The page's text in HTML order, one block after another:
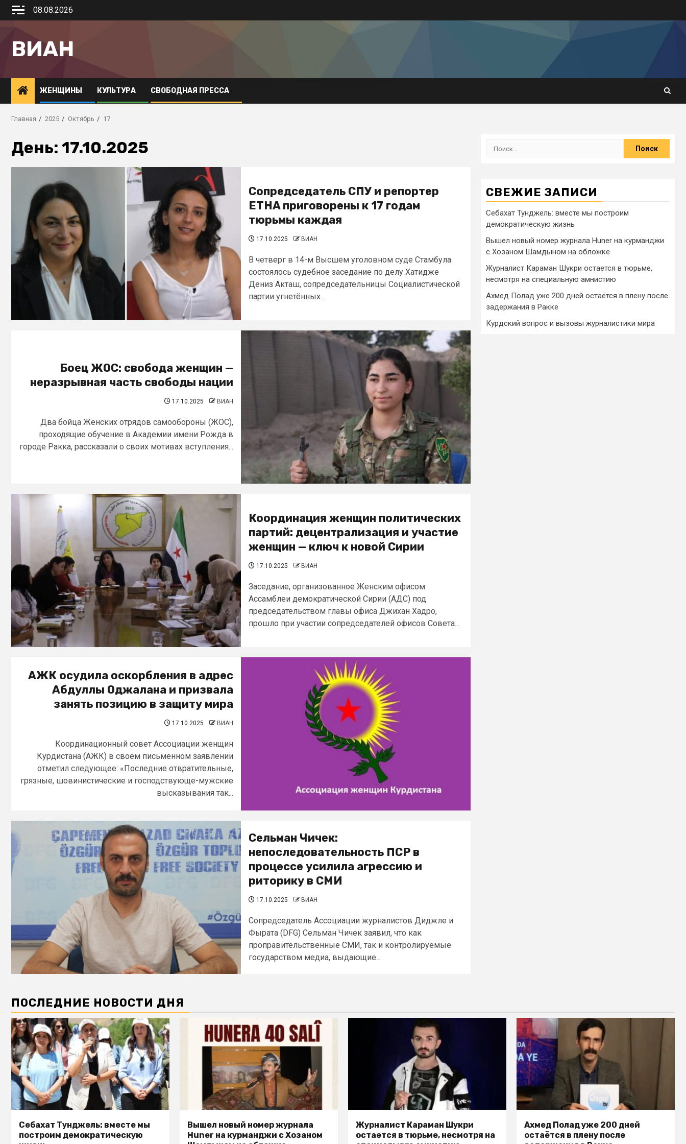
08.08.2026
ВИАН
ЖЕНЩИНЫ КУЛЬТУРА СВОБОДНАЯ ПРЕССА
Главная 2025 Октябрь 17
День: 17.10.2025
Сопредседатель СПУ и репортер
ETHA приговорены к 17 годам
тюрьмы каждая
17.10.2025 ВИАН
В четверг в 14-м Высшем уголовном суде Стамбула
состоялось судебное заседание по делу Хатидже
Дениз Акташ, сопредседательницы Социалистической
партии угнетённых...
Боец ЖОС: свобода женщин —
неразрывная часть свободы нации
17.10.2025 ВИАН
Два бойца Женских отрядов самообороны (ЖОС),
проходящие обучение в Академии имени Рожда в
городе Ракка, рассказали о своих мотивах вступления...
Координация женщин политических
партий: децентрализация и участие
женщин — ключ к новой Сирии
17.10.2025 ВИАН
Заседание, организованное Женским офисом
Ассамблеи демократической Сирии (АДС) под
председательством главы офиса Джихан Хадро,
прошло при участии сопредседателей офисов Совета...
АЖК осудила оскорбления в адрес
Абдуллы Оджалана и призвала
занять позицию в защиту мира
17.10.2025 ВИАН
Координационный совет Ассоциации женщин
Курдистана (АЖК) в своём письменном заявлении
отметил следующее: «Последние отвратительные,
грязные, шовинистические и господствующе-мужские
высказывания так...
Сельман Чичек:
непоследовательность ПСР в
процессе усилила агрессию и
риторику в СМИ
17.10.2025 ВИАН
Сопредседатель Ассоциации журналистов Диджле и
Фырата (DFG) Сельман Чичек заявил, что как
проправительственные СМИ, так и контролируемые
государством медиа, выдающие...
СВЕЖИЕ ЗАПИСИ
Себахат Тунджель: вместе мы построим
демократическую жизнь
Вышел новый номер журнала Huner на курманджи
с Хозаном Шамдыном на обложке
Журналист Караман Шукри остается в тюрьме,
несмотря на специальную амнистию
Ахмед Полад уже 200 дней остаётся в плену после
задержания в Ракке
Курдский вопрос и вызовы журналистики мира
ПОСЛЕДНИЕ НОВОСТИ ДНЯ
Себахат Тунджель: вместе мы
построим демократическую
Вышел новый номер журнала
Huner на курманджи с Хозаном
Журналист Караман Шукри
остается в тюрьме, несмотря на
Ахмед Полад уже 200 дней
остаётся в плену после